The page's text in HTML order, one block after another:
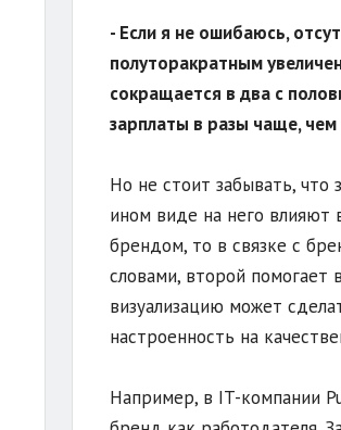
- Если я не ошибаюсь,
полуторакратным
сокращается в два с
зарплаты в разы чаще,
Но не стоит забывать, что
ином виде на него влияют
брендом, то в связке с
словами, второй помогает
визуализацию может
настроенность на
Например, в IT-компании